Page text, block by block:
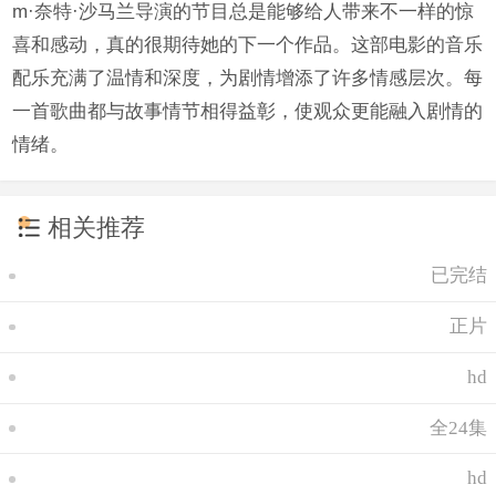
m·奈特·沙马兰导演的节目总是能够给人带来不一样的惊
喜和感动，真的很期待她的下一个作品。这部电影的音乐
配乐充满了温情和深度，为剧情增添了许多情感层次。每
一首歌曲都与故事情节相得益彰，使观众更能融入剧情的
情绪。
相关推荐
已完结
正片
hd
全24集
hd